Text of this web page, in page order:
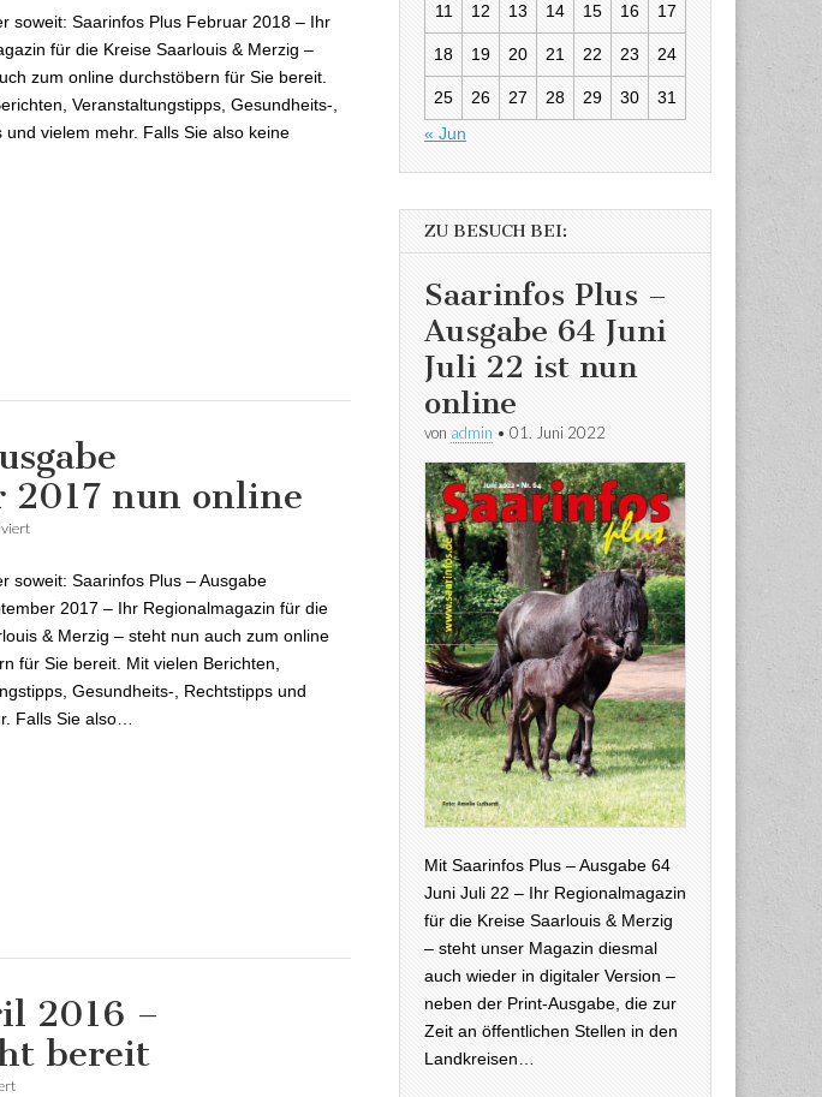
soweit: Saarinfos Plus Februar 2018 – Ihr
für die Kreise Saarlouis & Merzig –
zum online durchstöbern für Sie bereit.
Veranstaltungstipps, Gesundheits-,
und vielem mehr. Falls Sie also keine
2017 nun online
soweit: Saarinfos Plus – Ausgabe
2017 – Ihr Regionalmagazin für die
& Merzig – steht nun auch zum online
für Sie bereit. Mit vielen Berichten,
Gesundheits-, Rechtstipps und
Falls Sie also…
2016 –
bereit
11 12 13 14 15 16 17
18 19 20 21 22 23 24
25 26 27 28 29 30
31
« Jun
ZU BESUCH BEI:
Saarinfos Plus –
Ausgabe 64 Juni
Juli 22 ist nun
online
von admin • 01. Juni 2022
Mit Saarinfos Plus – Ausgabe 64
Juni Juli 22 – Ihr Regionalmagazin
für die Kreise Saarlouis & Merzig
– steht unser Magazin diesmal
auch wieder in digitaler Version –
neben der Print-Ausgabe, die zur
Zeit an öffentlichen Stellen in den
Landkreisen…